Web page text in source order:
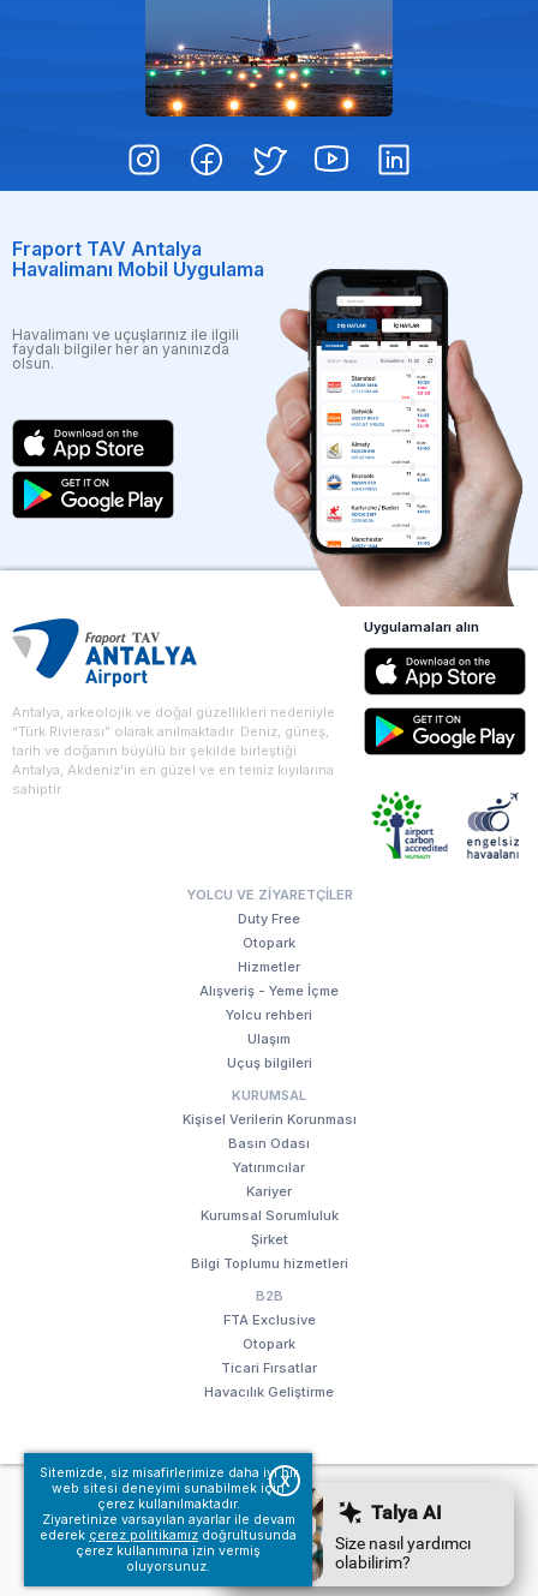
Sitemizde, siz misafirlerimize daha iyi bir
web sitesi deneyimi sunabilmek için
çerez kullanılmaktadır.
Ziyaretinize varsayılan ayarlar ile devam
ederek çerez politikamız doğrultusunda
çerez kullanımına izin vermiş
oluyorsunuz.
X
Fraport TAV Antalya
Havalimanı Mobil Uygulama
Havalimanı ve uçuşlarınız ile ilgili
faydalı bilgiler her an yanınızda
olsun.
Antalya, arkeolojik ve doğal güzellikleri nedeniyle
“Türk Rivierası” olarak anılmaktadır. Deniz, güneş,
tarih ve doğanın büyülü bir şekilde birleştiği
Antalya, Akdeniz'in en güzel ve en temiz kıyılarına
sahiptir.
YOLCU VE ZIYARETÇILER
Duty Free
Otopark
Hizmetler
Alışveriş - Yeme İçme
Yolcu rehberi
Ulaşım
Uçuş bilgileri
KURUMSAL
Kişisel Verilerin Korunması
Basın Odası
Yatırımcılar
Kariyer
Kurumsal Sorumluluk
Şirket
Bilgi Toplumu hizmetleri
B2B
FTA Exclusive
Otopark
Ticari Fırsatlar
Havacılık Geliştirme
Uygulamaları alın
© Fraport TAV Antalya Havalimanı, 2018. Tüm hakları saklıdır.
Kullanım koşullarımız
Bilgi Toplumu hizmetleri